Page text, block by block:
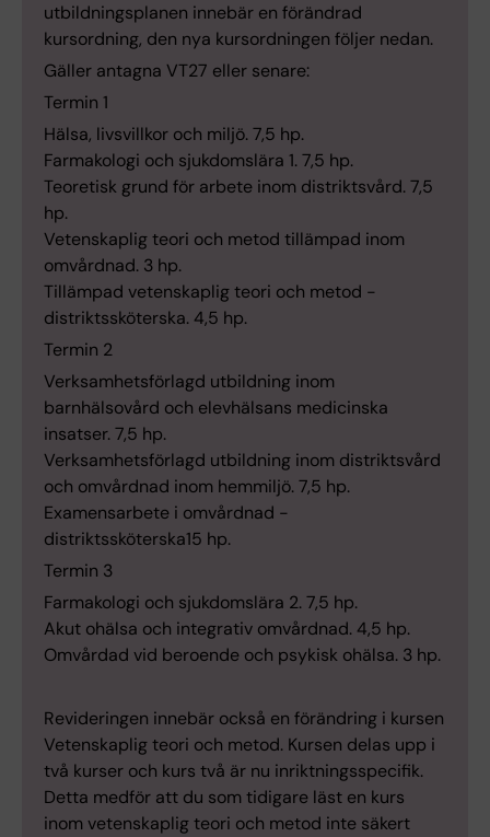
utbildningsplanen innebär en förändrad
kursordning, den nya kursordningen följer nedan.
Gäller antagna VT27 eller senare:
Termin 1
Hälsa, livsvillkor och miljö. 7,5 hp.
Farmakologi och sjukdomslära 1. 7,5 hp.
Teoretisk grund för arbete inom distriktsvård. 7,5
hp.
Vetenskaplig teori och metod tillämpad inom
omvårdnad. 3 hp.
Tillämpad vetenskaplig teori och metod -
distriktssköterska. 4,5 hp.
Termin 2
Verksamhetsförlagd utbildning inom
barnhälsovård och elevhälsans medicinska
insatser. 7,5 hp.
Verksamhetsförlagd utbildning inom distriktsvård
och omvårdnad inom hemmiljö. 7,5 hp.
Examensarbete i omvårdnad -
distriktssköterska15 hp.
Termin 3
Farmakologi och sjukdomslära 2. 7,5 hp.
Akut ohälsa och integrativ omvårdnad. 4,5 hp.
Omvårdad vid beroende och psykisk ohälsa. 3 hp.
Revideringen innebär också en förändring i kursen
Vetenskaplig teori och metod. Kursen delas upp i
två kurser och kurs två är nu inriktningsspecifik.
Detta medför att du som tidigare läst en kurs
inom vetenskaplig teori och metod inte säkert